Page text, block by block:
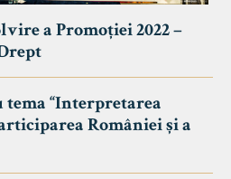
a Promoției 2022 –
tema “Interpretarea
României și a